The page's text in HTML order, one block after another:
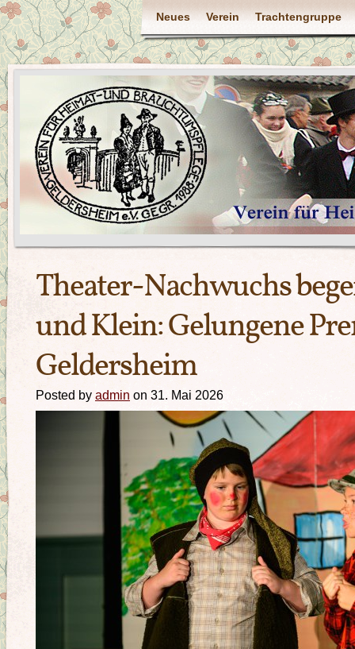
Neues Verein Trachtengruppe
Theater-Nachwuchs
und Klein: Gelungene
Geldersheim
Posted by admin on 31. Mai 2026